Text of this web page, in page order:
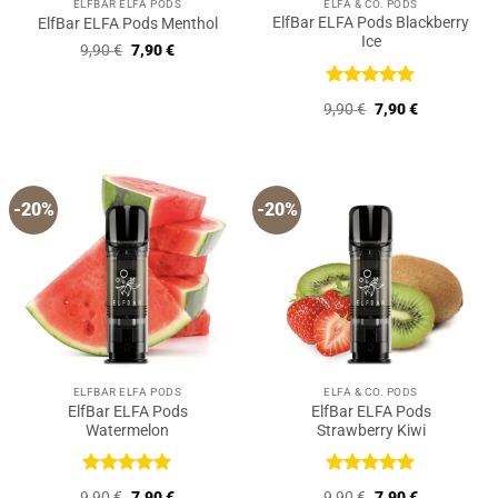
ELFBAR ELFA PODS
ElfBar ELFA Pods Menthol
9,90€ Ursprünglicher
Preis
7,90€Aktueller
ELFA & CO. PODS
ElfBar ELFA Pods Blackberry
Ice
Bewertet
mit 5 von
9,90€ Ursprünglicher
Preis
7,90€Aktueller
-20%
ELFBAR ELFA PODS
ElfBar ELFA Pods
Watermelon
Bewertet
-20%
ELFA & CO. PODS
ElfBar ELFA Pods
Strawberry Kiwi
Bewertet